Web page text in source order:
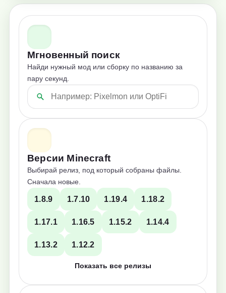
Мгновенный поиск
Найди нужный мод или сборку по названию за
пару секунд.
Версии Minecraft
Выбирай релиз, под который собраны файлы.
Сначала новые.
1.8.9 1.7.10 1.19.4 1.18.2
1.17.1 1.16.5 1.15.2 1.14.4
1.13.2 1.12.2
Показать все релизы